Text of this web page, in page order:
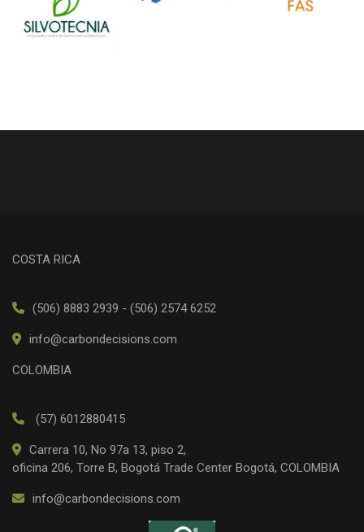
COSTA RICA
(506) 8883 2939 - (506) 2574 6252
info@carbondecisions.com
COLOMBIA
(57) 6012880415
Carrera 10, No 97a 13, piso 2,
oficina 206, Torre B, Bogotá Trade Center Bogotá, COLOMBIA
info@carbondecisions.com